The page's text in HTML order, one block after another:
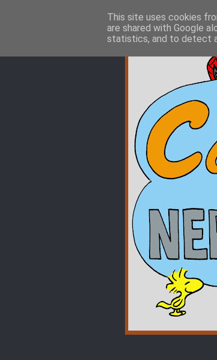
This site uses cookies
are shared with Google
statistics, and to detect